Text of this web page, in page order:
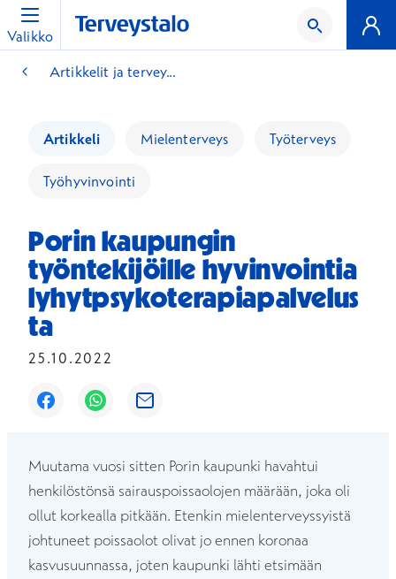
Valikko
Artikkelit ja tervey...
Artikkeli Mielenterveys Työterveys
Työhyvinvointi
Porin kaupungin
työntekijöille hyvinvointia
lyhytpsykoterapiapalvelus
ta
25.10.2022
Avautuu uuteen ikkunaan
Avautuu uuteen ikkunaan
Avautuu uuteen ikkunaan
Muutama vuosi sitten Porin kaupunki havahtui
henkilöstönsä sairauspoissaolojen määrään, joka oli
ollut korkealla pitkään. Etenkin mielenterveyssyistä
johtuneet poissaolot olivat jo ennen koronaa
kasvusuunnassa, joten kaupunki lähti etsimään